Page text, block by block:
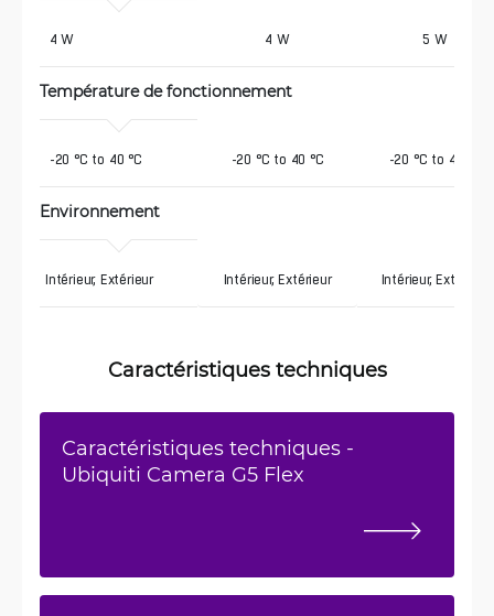
4 W 4 W 5 W
Température de fonctionnement
-20 °C to 40 °C -20 °C to 40 °C -20 °C to 40 °C
Environnement
Intérieur, Extérieur Intérieur, Extérieur Intérieur, Extérieur
Caractéristiques techniques
Caractéristiques techniques -
Ubiquiti Camera G5 Flex